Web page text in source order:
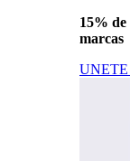
15% de
marcas
UNETE